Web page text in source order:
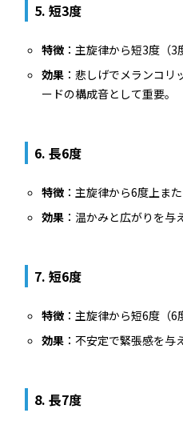
5. 短3度
特徴 ：主旋律から短3度（3
効果 ：悲しげでメランコ
ードの構成音として重要。
6. 長6度
特徴 ：主旋律から6度上ま
効果 ：温かみと広がりを与
7. 短6度
特徴 ：主旋律から短6度（6
効果 ：不安定で緊張感を与
8. 長7度